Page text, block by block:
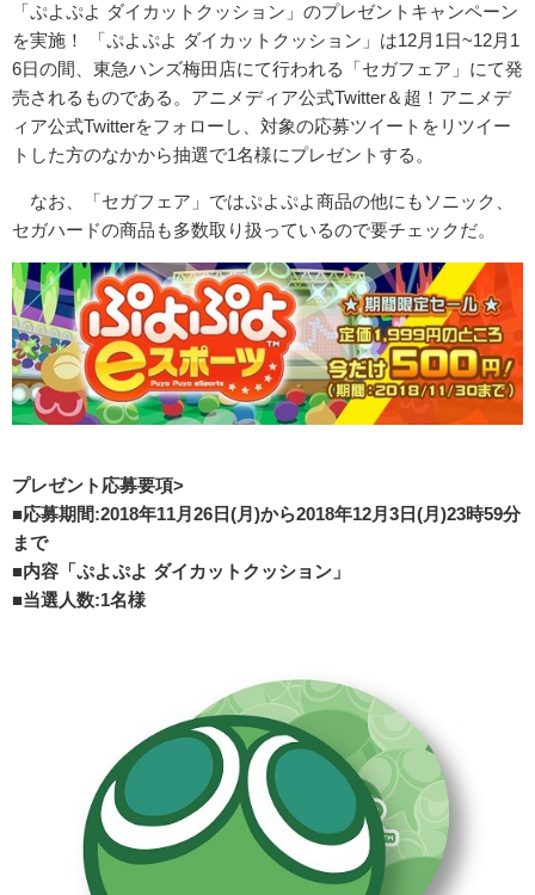
「ぷよぷよ ダイカットクッション」のプレゼントキャンペーン
を実施！ 「ぷよぷよ ダイカットクッション」は12月1日~12月1
6日の間、東急ハンズ梅田店にて行われる「セガフェア」にて発
売されるものである。アニメディア公式Twitter＆超！アニメデ
ィア公式Twitterをフォローし、対象の応募ツイートをリツイー
トした方のなかから抽選で1名様にプレゼントする。
なお、「セガフェア」ではぷよぷよ商品の他にもソニック、
セガハードの商品も多数取り扱っているので要チェックだ。
プレゼント応募要項>
■応募期間:2018年11月26日(月)から2018年12月3日(月)23時59分
まで
■内容「ぷよぷよ ダイカットクッション」
■当選人数:1名様